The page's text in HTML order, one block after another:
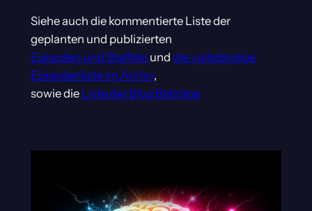
Siehe auch die kommentierte Liste der
geplanten und publizierten
Episoden und Staffeln und die vollständige
Episodenliste im Archiv,
sowie die Liste der Blog Beiträge